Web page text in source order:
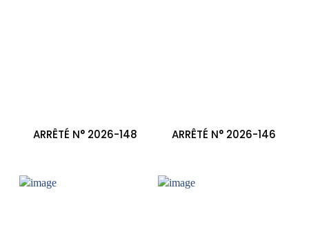
ARRÊTÉ N° 2026-148 ARRÊTÉ N° 2026-146